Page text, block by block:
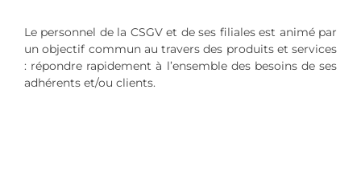
Le personnel de la CSGV et de ses filiales est animé par
un objectif commun au travers des produits et services
: répondre rapidement à l’ensemble des besoins de ses
adhérents et/ou clients.